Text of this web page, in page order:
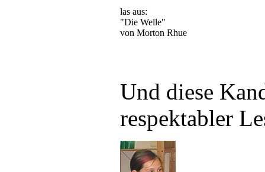
las aus:
"Die Welle"
von Morton Rhue
Und diese
respektabler